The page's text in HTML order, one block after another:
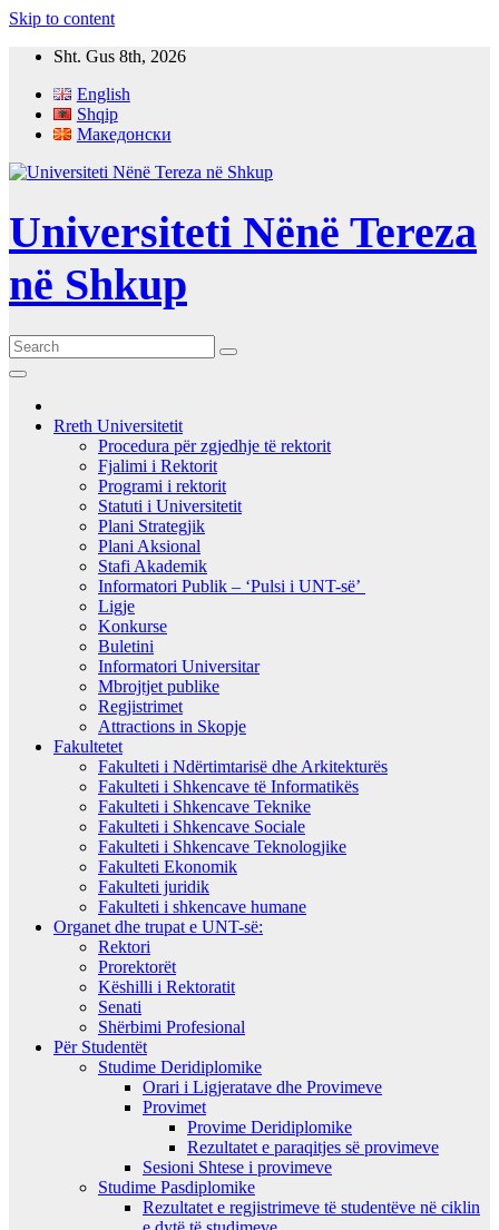
Skip to content
Sht. Gus 8th, 2026
English
Shqip
Македонски
Universiteti Nënë Tereza
në Shkup
Rreth Universitetit
Procedura për zgjedhje të rektorit
Fjalimi i Rektorit
Programi i rektorit
Statuti i Universitetit
Plani Strategjik
Plani Aksional
Stafi Akademik
Informatori Publik – ‘Pulsi i UNT-së’
Ligje
Konkurse
Buletini
Informatori Universitar
Mbrojtjet publike
Regjistrimet
Attractions in Skopje
Fakultetet
Fakulteti i Ndërtimtarisë dhe Arkitekturës
Fakulteti i Shkencave të Informatikës
Fakulteti i Shkencave Teknike
Fakulteti i Shkencave Sociale
Fakulteti i Shkencave Teknologjike
Fakulteti Ekonomik
Fakulteti juridik
Fakulteti i shkencave humane
Organet dhe trupat e UNT-së:
Rektori
Prorektorët
Këshilli i Rektoratit
Senati
Shërbimi Profesional
Për Studentët
Studime Deridiplomike
Orari i Ligjeratave dhe Provimeve
Provimet
Provime Deridiplomike
Rezultatet e paraqitjes së provimeve
Sesioni Shtese i provimeve
Studime Pasdiplomike
Rezultatet e regjistrimeve të studentëve në ciklin